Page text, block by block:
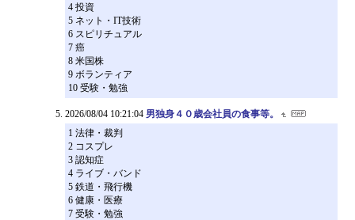
4 投資
5 ネット・IT技術
6 スピリチュアル
7 癌
8 米国株
9 ボランティア
10 受験・勉強
2026/08/04 10:21:04 男独身４０歳会社員の食事等。
1 法律・裁判
2 コスプレ
3 認知症
4 ライブ・バンド
5 鉄道・飛行機
6 健康・医療
7 受験・勉強